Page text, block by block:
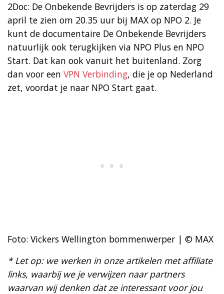
2Doc: De Onbekende Bevrijders is op zaterdag 29
april te zien om 20.35 uur bij MAX op NPO 2. Je
kunt de documentaire De Onbekende Bevrijders
natuurlijk ook terugkijken via NPO Plus en NPO
Start. Dat kan ook vanuit het buitenland. Zorg
dan voor een VPN Verbinding, die je op Nederland
zet, voordat je naar NPO Start gaat.
Foto: Vickers Wellington bommenwerper | © MAX
* Let op: we werken in onze artikelen met affiliate
links, waarbij we je verwijzen naar partners
waarvan wij denken dat ze interessant voor jou